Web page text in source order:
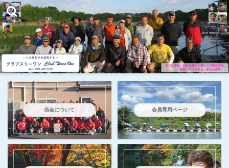
当会について 会員専用ページ